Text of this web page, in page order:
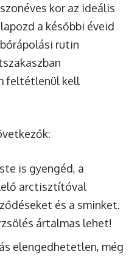
kor az ideális
a későbbi éveid
rutin
feltétlenül kell
is gyengéd, a
arctisztítóval
és a sminket.
ártalmas lehet!
elengedhetetlen, még